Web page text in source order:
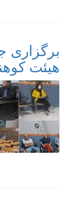
برگزاری
هیئت